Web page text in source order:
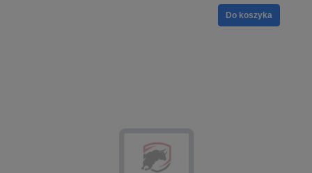
Do koszyka